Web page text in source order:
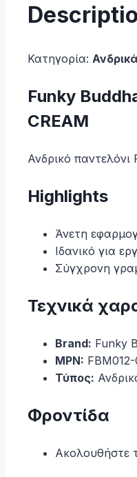
Κατηγορία: Ανδρικά
Funky
CREAM
Ανδρικό
Highlights
Άνετη
Ιδανικό για
Σύγχρονη
Τεχνικά
Brand: Funky
MPN:
Τύπος:
Φροντίδα
Ακολουθήστε